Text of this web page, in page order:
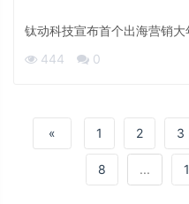
钛动科技宣布首个出海营销
球营销”
444 0
« 1 2 3
8 ...